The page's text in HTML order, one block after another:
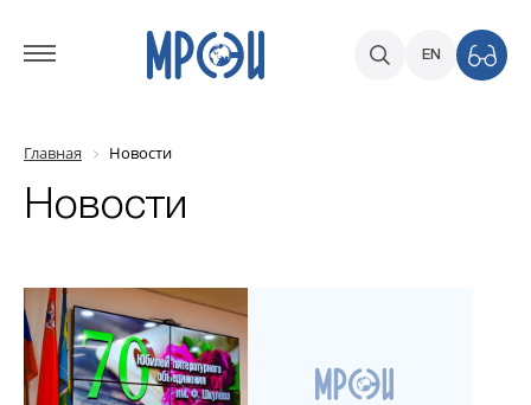
EN
Главная Новости
Новости